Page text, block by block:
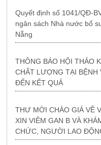
Quyết định số 1041/QĐ-
ngân sách Nhà nước bổ
Nẵng
THÔNG BÁO HỘI THẢO
CHẤT LƯỢNG TẠI
ĐẾN KẾT QUẢ
THƯ MỜI CHÀO GIÁ VỀ
XIN VIÊM GAN B VÀ
CHỨC, NGƯỜI LAO